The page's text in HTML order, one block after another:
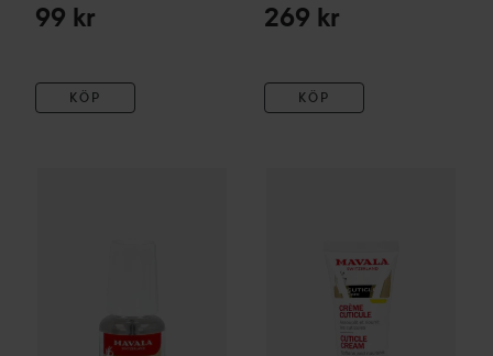
99 kr
KÖP
269 kr
KÖP